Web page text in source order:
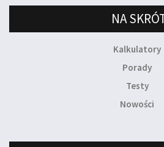
NA
Kalkulatory
Porady
Testy
Nowości